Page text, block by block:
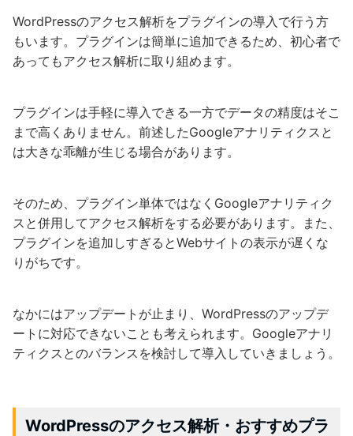
WordPressのアクセス解析をプラグインの導入で行う方
もいます。プラグインは簡単に追加できるため、初心者で
あってもアクセス解析に取り組めます。
プラグインは手軽に導入できる一方でデータの精度はそこ
まで高くありません。前述したGoogleアナリティクスと
は大きな乖離が生じる場合があります。
そのため、プラグイン単体ではなくGoogleアナリティク
スと併用してアクセス解析をする必要があります。また、
プラグインを追加しすぎるとWebサイトの表示が遅くな
りがちです。
なかにはアップデートが止まり、WordPressのアップデ
ートに対応できないことも考えられます。Googleアナリ
ティクスとのバランスを検討して導入していきましょう。
WordPressのアクセス解析・おすすめプラ